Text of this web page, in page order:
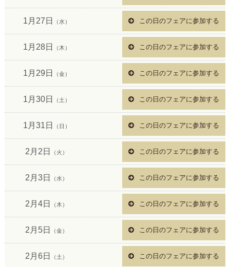
1月27日 （水） この日のフェアに参加する
1月28日 （木） この日のフェアに参加する
1月29日 （金） この日のフェアに参加する
1月30日 （土） この日のフェアに参加する
1月31日 （日） この日のフェアに参加する
2月2日 （火） この日のフェアに参加する
2月3日 （水） この日のフェアに参加する
2月4日 （木） この日のフェアに参加する
2月5日 （金） この日のフェアに参加する
2月6日 （土） この日のフェアに参加する